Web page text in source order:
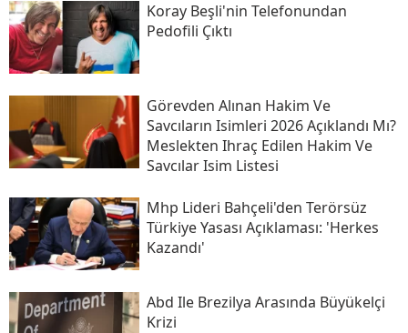
Koray Beşli'nin Telefonundan
Pedofili Çıktı
Görevden Alınan Hakim Ve
Savcıların Isimleri 2026 Açıklandı Mı?
Meslekten Ihraç Edilen Hakim Ve
Savcılar Isim Listesi
Mhp Lideri Bahçeli'den Terörsüz
Türkiye Yasası Açıklaması: 'herkes
Kazandı'
Abd Ile Brezilya Arasında Büyükelçi
Krizi